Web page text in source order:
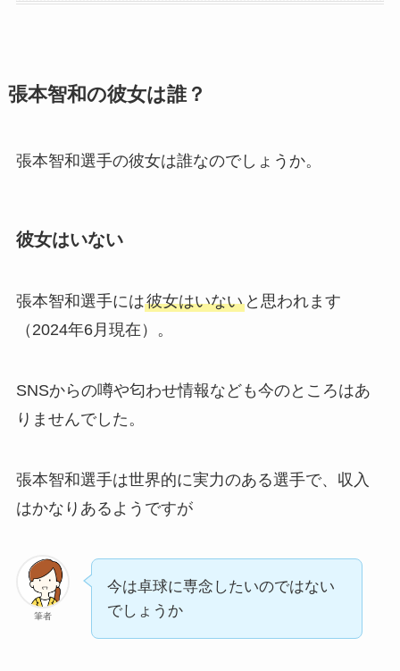
張本智和の彼女は誰？
張本智和選手の彼女は誰なのでしょうか。
彼女はいない
張本智和選手には彼女はいないと思われます
（2024年6月現在）。
SNSからの噂や匂わせ情報なども今のところはあ
りませんでした。
張本智和選手は世界的に実力のある選手で、収入
はかなりあるようですが
筆者
今は卓球に専念したいのではない
でしょうか